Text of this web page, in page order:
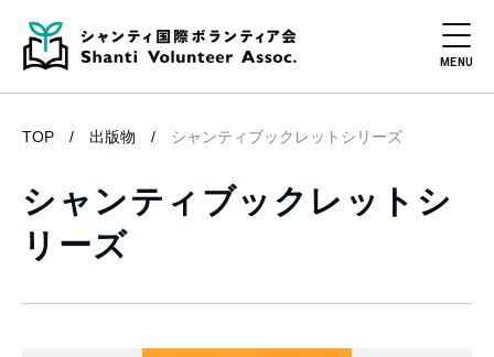
TOP 出版物 シャンティブックレットシリーズ
シャンティブックレットシ
リーズ